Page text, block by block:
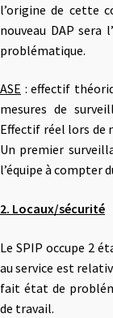
l’origine de cette
nouveau DAP sera
problématique.
ASE : effectif
mesures de
Effectif réel lors de
Un premier
l’équipe à compter
2. Locaux/sécurité
Le SPIP occupe 2
au service est
fait état de
de travail.